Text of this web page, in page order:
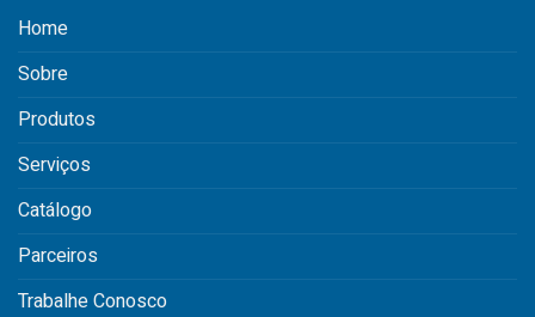
Home
Sobre
Produtos
Serviços
Catálogo
Parceiros
Trabalhe Conosco